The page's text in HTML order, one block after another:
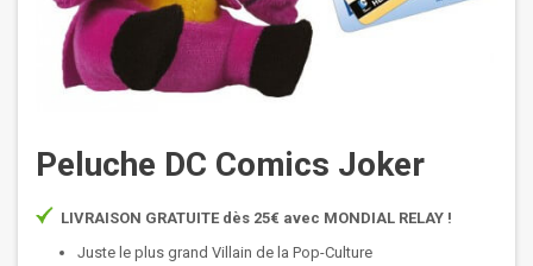
Peluche DC Comics Joker
LIVRAISON GRATUITE dès 25€ avec MONDIAL RELAY !
Juste le plus grand Villain de la Pop-Culture